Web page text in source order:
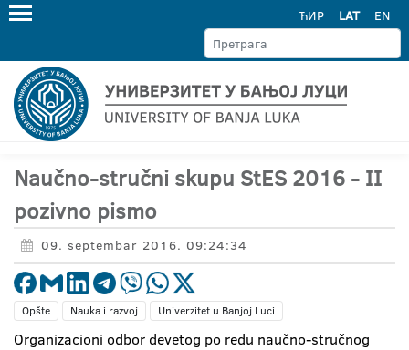
ЋИР LAT EN
Naučno-stručni skupu StES 2016 - II
pozivno pismo
09. septembar 2016. 09:24:34
Opšte Nauka i razvoj Univerzitet u Banjoj Luci
Organizacioni odbor devetog po redu naučno-stručnog